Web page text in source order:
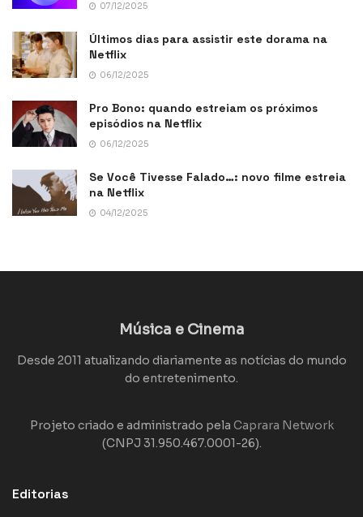
07/12/2025
Últimos dias para assistir este dorama na
Netflix
06/12/2025
Pro Bono: quando estreiam os próximos
episódios na Netflix
06/12/2025
Se Você Tivesse Falado…: novo filme estreia
na Netflix
04/12/2025
Música e Cinema
Desde 2011 atualizando diariamente as notícias do mundo
do entretenimento.
Projeto criado e administrado pela Caprara Network
(CNPJ 31.950.467.0001-26).
Editorias